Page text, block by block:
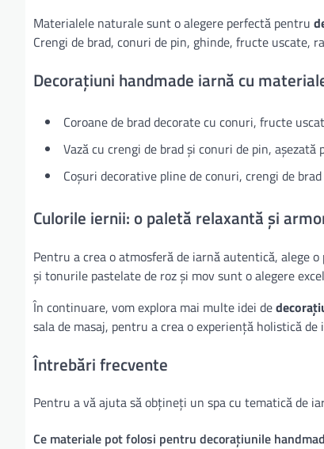
Materialele naturale sunt o alegere perfectă pentru
Crengi de brad, conuri de pin, ghinde, fructe
Decorațiuni handmade iarnă cu
Coroane de brad decorate cu conuri, fructe
Vază cu crengi de brad și conuri de pin, așezată
Coșuri decorative pline de conuri, crengi de
Culorile iernii: o paletă relaxantă și
Pentru a crea o atmosferă de iarnă autentică, alege
și tonurile pastelate de roz și mov sunt o alegere
În continuare, vom explora mai multe idei de
sala de masaj, pentru a crea o experiență holistică
Întrebări frecvente
Pentru a vă ajuta să obțineți un spa cu tematică de
Ce materiale pot folosi pentru decorațiunile